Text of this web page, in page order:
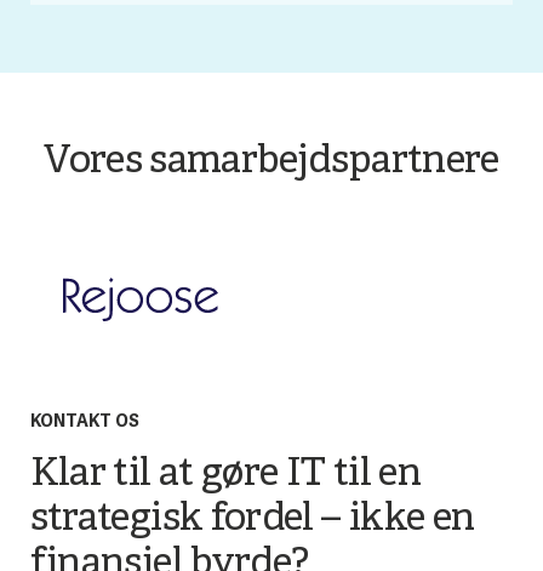
Vores samarbejdspartnere
KONTAKT OS
Klar til at gøre IT til en
strategisk fordel – ikke en